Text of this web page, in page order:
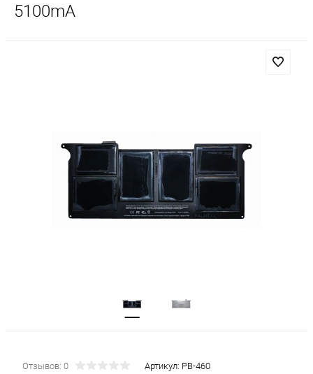
5100mA
Отзывов: 0 Артикул: PB-460